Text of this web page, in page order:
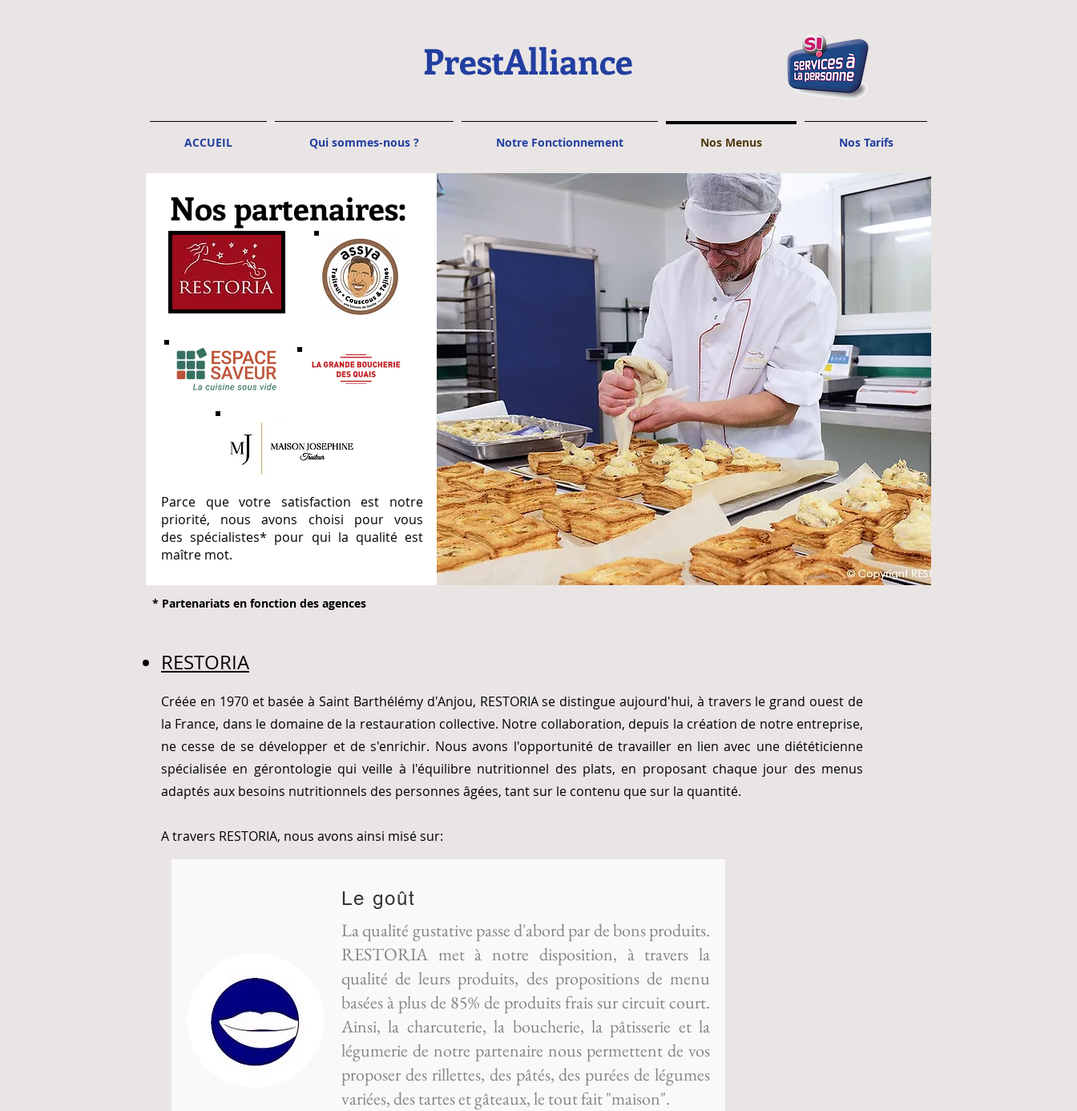
PrestAlliance
ACCUEIL Qui sommes-nous ? Notre Fonctionnement Nos Menus Nos Tarifs
Nos partenaires:
Parce que votre satisfaction est notre
priorité, nous avons choisi pour vous
des spécialistes* pour qui la qualité est
maître mot.
* Partenariats en fonction des agences
RESTORIA
Créée en 1970 et basée à Saint Barthélémy d'Anjou, RESTORIA se distingue aujourd'hui, à travers le grand ouest de
la France, dans le domaine de la restauration collective. Notre collaboration, depuis la création de notre entreprise,
ne cesse de se développer et de s'enrichir. Nous avons l'opportunité de travailler en lien avec une diététicienne
spécialisée en gérontologie qui veille à l'équilibre nutritionnel des plats, en proposant chaque jour des menus
adaptés aux besoins nutritionnels des personnes âgées, tant sur le contenu que sur la quantité.
A travers RESTORIA, nous avons ainsi misé sur:
Le goût
La qualité gustative passe d'abord par de bons produits.
RESTORIA met à notre disposition, à travers la
qualité de leurs produits, des propositions de menu
basées à plus de 85% de produits frais sur circuit court.
Ainsi, la charcuterie, la boucherie, la pâtisserie et la
légumerie de notre partenaire nous permettent de vos
proposer des rillettes, des pâtés, des purées de légumes
variées, des tartes et gâteaux, le tout fait "maison".